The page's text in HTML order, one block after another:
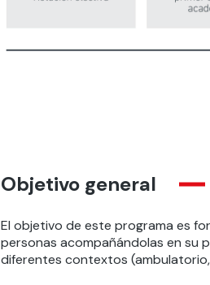
Objetivo general
El objetivo de este programa es
personas acompañándolas en su
diferentes contextos